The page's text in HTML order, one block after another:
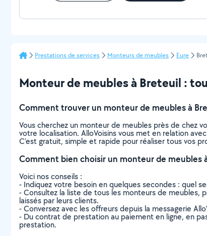
Prestations de services Monteurs de meubles Eure
Monteur de meubles à Breteuil :
Comment trouver un monteur de meubles à
Vous cherchez un monteur de meubles près de chez
votre localisation. AlloVoisins vous met en relation
C’est gratuit, simple et rapide pour réaliser tous vos
Comment bien choisir un monteur de meubles
Voici nos conseils :
- Indiquez votre besoin en quelques secondes : quel
- Consultez la liste de tous les monteurs de meubles,
laissés par leurs clients.
- Conversez avec les offreurs depuis la messagerie
- Du contrat de prestation au paiement en ligne, en
prestation.